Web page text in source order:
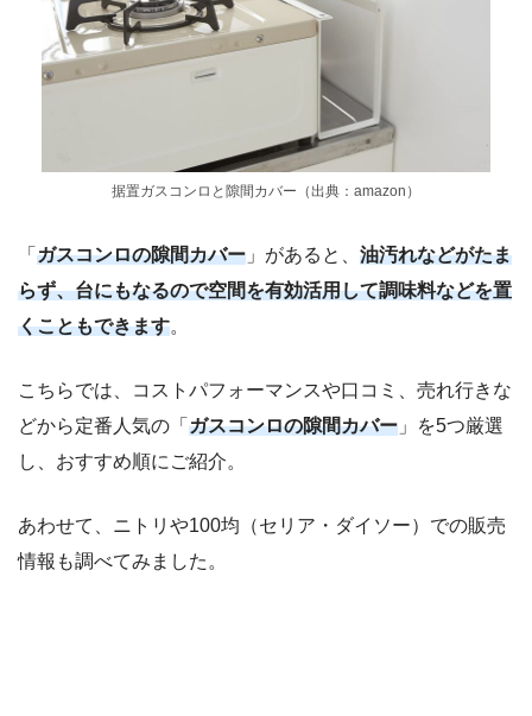
据置ガスコンロと隙間カバー（出典：amazon）
「 ガスコンロの隙間カバー 」があると、 油汚れなどがたま
らず、台にもなるので空間を有効活用して調味料などを置
くこともできます。
こちらでは、コストパフォーマンスや口コミ、売れ行きな
どから定番人気の「 ガスコンロの隙間カバー 」を5つ厳選
し、おすすめ順にご紹介。
あわせて、ニトリや100均（セリア・ダイソー）での販売
情報も調べてみました。